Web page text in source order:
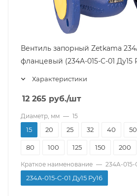
Вентиль запорный Zetkama
фланцевый (234A-015-C-01 Ду15
Характеристики
12 265 руб./шт
Диаметр, мм — 15
15 20 25 32 40 50
80 100 125 150 200
Краткое наименование — 234A-015-
234A-015-C-01 Ду15 Ру16